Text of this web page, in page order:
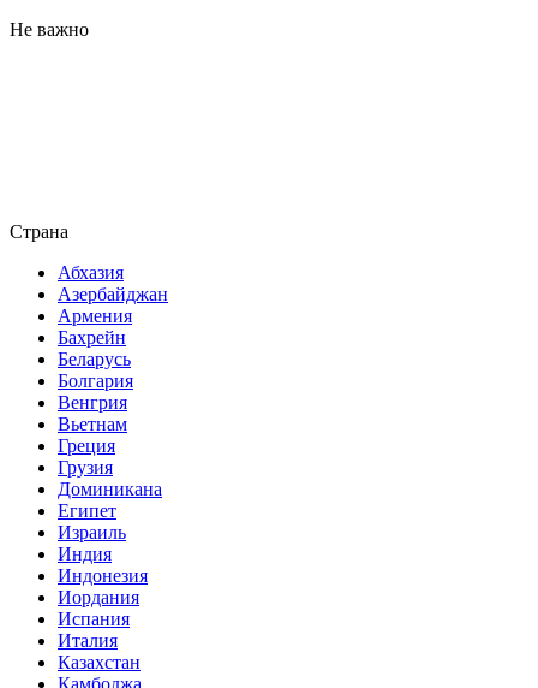
Не важно
Страна
Абхазия
Азербайджан
Армения
Бахрейн
Беларусь
Болгария
Венгрия
Вьетнам
Греция
Грузия
Доминикана
Египет
Израиль
Индия
Индонезия
Иордания
Испания
Италия
Казахстан
Камбоджа